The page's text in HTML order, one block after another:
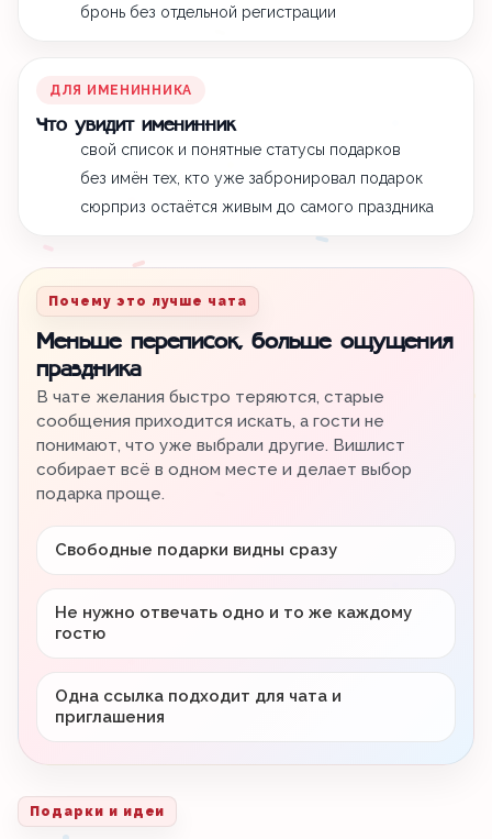
бронь без отдельной регистрации
ДЛЯ ИМЕНИННИКА
Что увидит именинник
свой список и понятные статусы подарков
без имён тех, кто уже забронировал подарок
сюрприз остаётся живым до самого праздника
Почему это лучше чата
Меньше переписок, больше ощущения
праздника
В чате желания быстро теряются, старые
сообщения приходится искать, а гости не
понимают, что уже выбрали другие. Вишлист
собирает всё в одном месте и делает выбор
подарка проще.
Свободные подарки видны сразу
Не нужно отвечать одно и то же каждому
гостю
Одна ссылка подходит для чата и
приглашения
Подарки и идеи